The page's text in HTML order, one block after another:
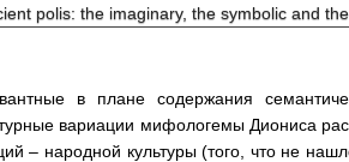
polis: the imaginary, the symbolic and
в плане содержания
вариации мифологемы Диониса
– народной культуры (того, что не